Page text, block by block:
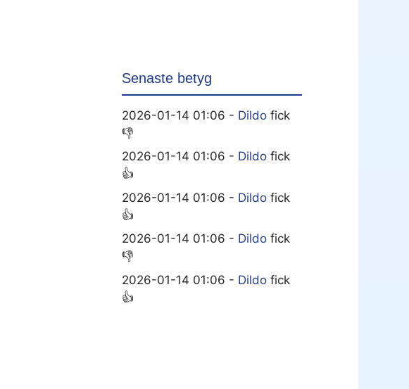
Senaste betyg
2026-01-14 01:06 - Dildo fick
👎
2026-01-14 01:06 - Dildo fick
👍
2026-01-14 01:06 - Dildo fick
👍
2026-01-14 01:06 - Dildo fick
👎
2026-01-14 01:06 - Dildo fick
👍